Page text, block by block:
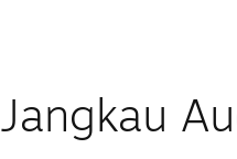
Jangkau